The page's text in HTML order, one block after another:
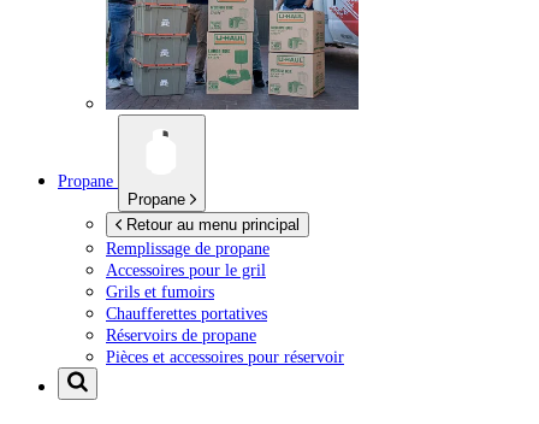
Propane
Propane
Retour au menu principal
Remplissage de propane
Accessoires pour le gril
Grils et fumoirs
Chaufferettes portatives
Réservoirs de propane
Pièces et accessoires pour réservoir